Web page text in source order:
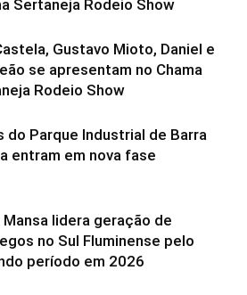
Sertaneja Rodeio Show
Gustavo Mioto, Daniel e
se apresentam no Chama
Rodeio Show
do Parque Industrial de Barra
entram em nova fase
Mansa lidera geração de
no Sul Fluminense pelo
período em 2026